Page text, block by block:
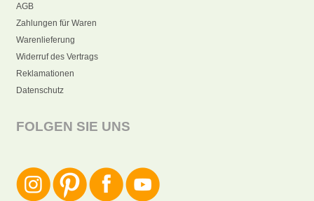
AGB
Zahlungen für Waren
Warenlieferung
Widerruf des Vertrags
Reklamationen
Datenschutz
FOLGEN SIE UNS